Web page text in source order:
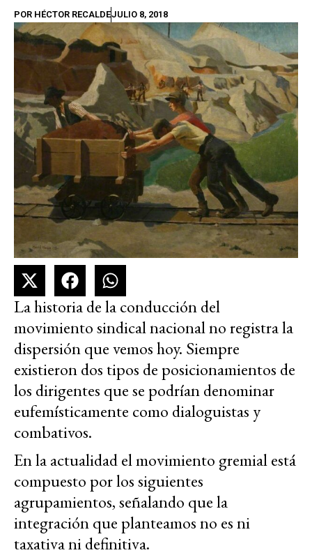
POR HÉCTOR RECALDEJULIO 8, 2018
La historia de la conducción del
movimiento sindical nacional no registra la
dispersión que vemos hoy. Siempre
existieron dos tipos de posicionamientos de
los dirigentes que se podrían denominar
eufemísticamente como dialoguistas y
combativos.
En la actualidad el movimiento gremial está
compuesto por los siguientes
agrupamientos, señalando que la
integración que planteamos no es ni
taxativa ni definitiva.